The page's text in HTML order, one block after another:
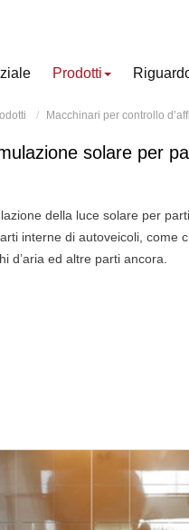
Prodotti
Macchinari per controllo
solare per
della luce solare per
interne di autoveicoli, come
d’aria ed altre parti ancora.